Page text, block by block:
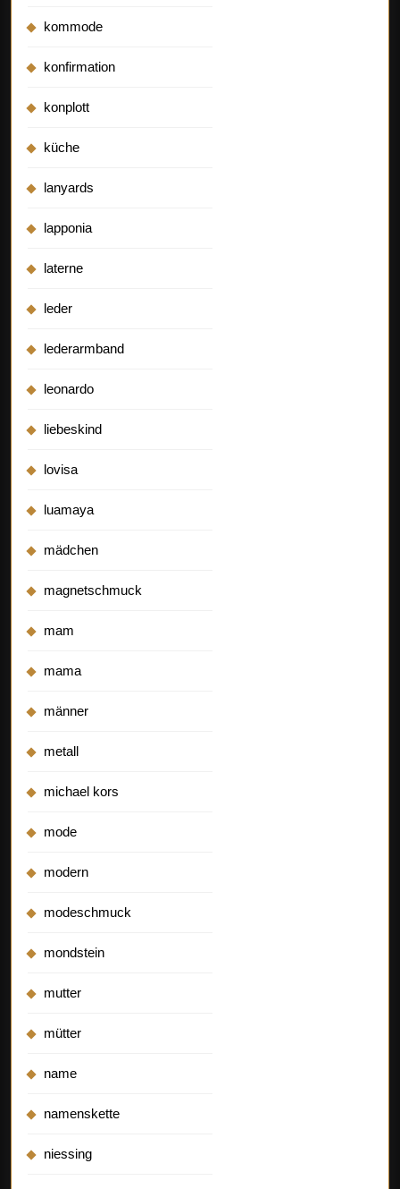
kommode
konfirmation
konplott
küche
lanyards
lapponia
laterne
leder
lederarmband
leonardo
liebeskind
lovisa
luamaya
mädchen
magnetschmuck
mam
mama
männer
metall
michael kors
mode
modern
modeschmuck
mondstein
mutter
mütter
name
namenskette
niessing